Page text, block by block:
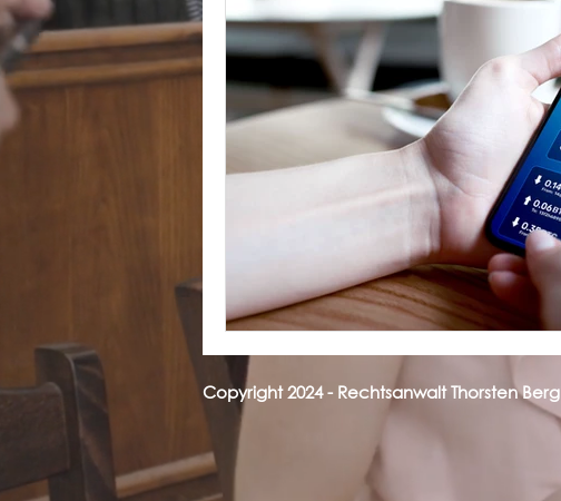
Copyright 2024 - Rechtsanwalt Thorsten Berg